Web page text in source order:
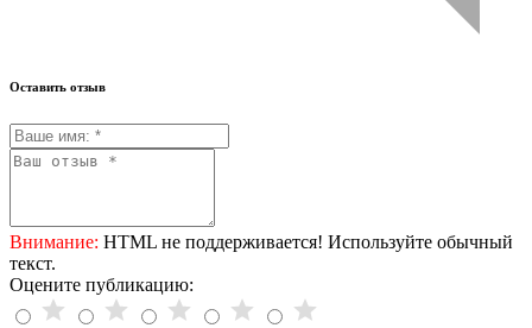
Оставить отзыв
Внимание: HTML не поддерживается! Используйте обычный
текст.
Оцените публикацию: